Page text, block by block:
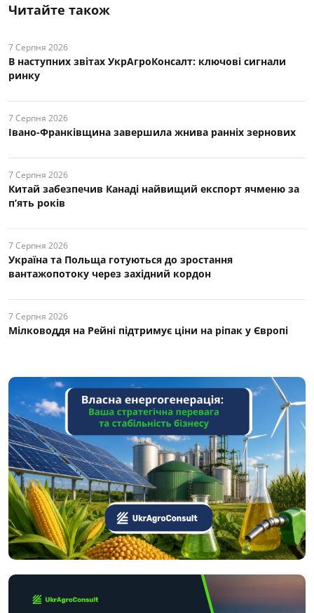
Читайте також
7 Серпня 2026
В наступних звітах УкрАгроКонсалт: ключові cигнали
ринку
7 Серпня 2026
Івано-Франківщина завершила жнива ранніх зернових
7 Серпня 2026
Китай забезпечив Канаді найвищий експорт ячменю за
п’ять років
7 Серпня 2026
Україна та Польща готуються до зростання
вантажопотоку через західний кордон
7 Серпня 2026
Мілководдя на Рейні підтримує ціни на ріпак у Європі